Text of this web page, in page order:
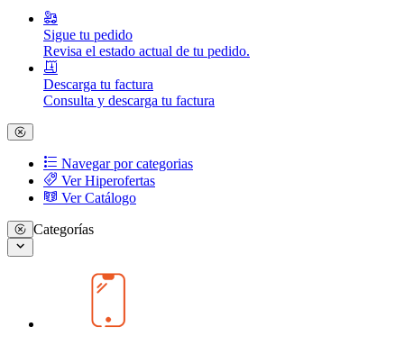
Sigue tu pedido
Revisa el estado actual de tu pedido.
Descarga tu factura
Consulta y descarga tu factura
Navegar por categorias
Ver Hiperofertas
Ver Catálogo
Categorías